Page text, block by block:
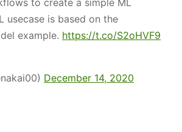
to create a simple ML
usecase is based on the
example. https://t.co/S2oHVF9
December 14, 2020